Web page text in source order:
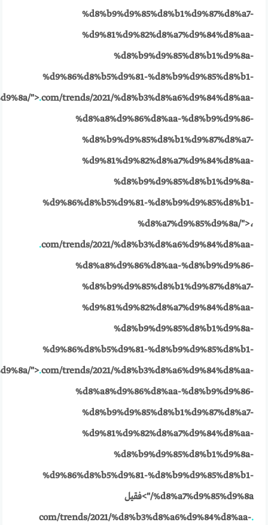
%d8%b9%d9%85%d8%b1%d9%87%d8%a7-
%d9%81%d9%82%d8%a7%d9%84%d8%aa-
%d8%b9%d9%85%d8%b1%d9%8a-
%d9%86%d8%b5%d9%81-%d8%b9%d9%85%d8%b1-
">.com/trends/2021/%d8%b3%d8%a6%d9%84%d8%aa-
%d8%a8%d9%86%d8%aa-%d8%b9%d9%86-
%d8%b9%d9%85%d8%b1%d9%87%d8%a7-
%d9%81%d9%82%d8%a7%d9%84%d8%aa-
%d8%b9%d9%85%d8%b1%d9%8a-
%d9%86%d8%b5%d9%81-%d8%b9%d9%85%d8%b1-
%d8%a7%d9%85%d9%8a/">،
.com/trends/2021/%d8%b3%d8%a6%d9%84%d8%aa-
%d8%a8%d9%86%d8%aa-%d8%b9%d9%86-
%d8%b9%d9%85%d8%b1%d9%87%d8%a7-
%d9%81%d9%82%d8%a7%d9%84%d8%aa-
%d8%b9%d9%85%d8%b1%d9%8a-
%d9%86%d8%b5%d9%81-%d8%b9%d9%85%d8%b1-
">.com/trends/2021/%d8%b3%d8%a6%d9%84%d8%aa-
%d8%a8%d9%86%d8%aa-%d8%b9%d9%86-
%d8%b9%d9%85%d8%b1%d9%87%d8%a7-
%d9%81%d9%82%d8%a7%d9%84%d8%aa-
%d8%b9%d9%85%d8%b1%d9%8a-
%d9%86%d8%b5%d9%81-%d8%b9%d9%85%d8%b1-
%d8%a7%d9%85%d9%8a/">فقيل
.
com/trends/2021/%d8%b3%d8%a6%d9%84%d8%aa-